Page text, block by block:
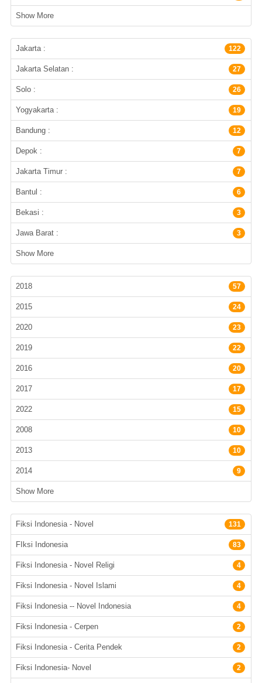
Show More
Lokasi Terbitan
Jakarta : 122
Jakarta Selatan : 27
Solo : 26
Yogyakarta : 19
Bandung : 12
Depok : 7
Jakarta Timur : 7
Bantul : 6
Bekasi : 3
Jawa Barat : 3
Show More
Tahun Terbit
2018 57
2015 24
2020 23
2019 22
2016 20
2017 17
2022 15
2008 10
2013 10
2014 9
Show More
Subyek
Fiksi Indonesia - Novel 131
FIksi Indonesia 83
Fiksi Indonesia - Novel Religi 4
Fiksi Indonesia - Novel Islami 4
Fiksi Indonesia -- Novel Indonesia 4
Fiksi Indonesia - Cerpen 2
Fiksi Indonesia - Cerita Pendek 2
Fiksi Indonesia- Novel 2